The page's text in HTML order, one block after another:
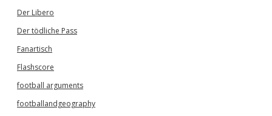
Der Libero
Der tödliche Pass
Fanartisch
Flashscore
football arguments
footballandgeography